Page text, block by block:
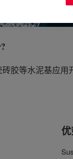
?
胶等水泥基应